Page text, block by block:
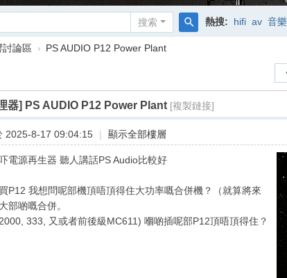
搜索 熱搜: hifi av 音樂
討論區 › PS AUDIO P12 Power Plant
器] PS AUDIO P12 Power Plant [複製鏈接]
2025-8-17 09:04:15 | 顯示全部樓層
電源再生器 聽人講話PS Audio比較好
P12 我想問呢部機頂唔頂得住大功率嘅合併機？（就算將來
部啲嘅合併。
333, 又或者前後級MC611) 嗰啲插呢部P12頂唔頂得住？